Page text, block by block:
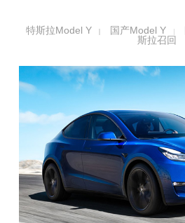
特斯拉Model Y 国产Model Y
斯拉召回